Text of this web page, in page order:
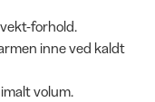
forhold.
inne ved kaldt
volum.